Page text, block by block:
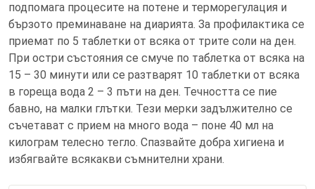
подпомага процесите на потене и терморегулация и
бързото преминаване на диарията. За профилактика се
приемат по 5 таблетки от всяка от трите соли на ден.
При остри състояния се смуче по таблетка от всяка на
15 – 30 минути или се разтварят 10 таблетки от всяка
в гореща вода 2 – 3 пъти на ден. Течността се пие
бавно, на малки глътки. Тези мерки задължително се
съчетават с прием на много вода – поне 40 мл на
килограм телесно тегло. Спазвайте добра хигиена и
избягвайте всякакви съмнителни храни.